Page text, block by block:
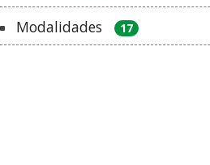
Modalidades 17